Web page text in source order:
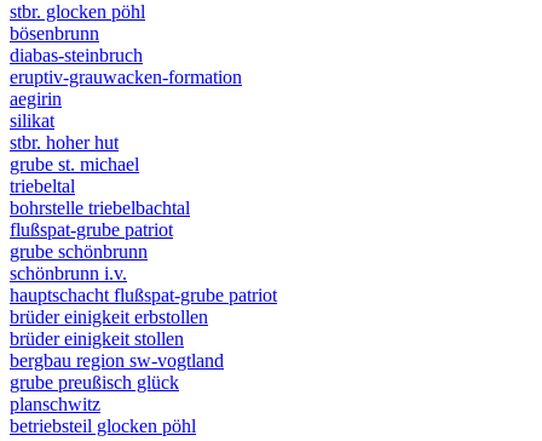
stbr. glocken pöhl
bösenbrunn
diabas-steinbruch
eruptiv-grauwacken-formation
aegirin
silikat
stbr. hoher hut
grube st. michael
triebeltal
bohrstelle triebelbachtal
flußspat-grube patriot
grube schönbrunn
schönbrunn i.v.
hauptschacht flußspat-grube patriot
brüder einigkeit erbstollen
brüder einigkeit stollen
bergbau region sw-vogtland
grube preußisch glück
planschwitz
betriebsteil glocken pöhl